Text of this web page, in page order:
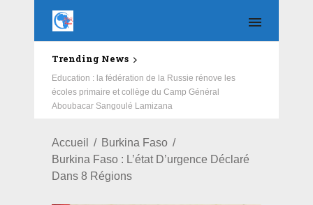
Trending News
Education : la fédération de la Russie rénove les
écoles primaire et collège du Camp Général
Aboubacar Sangoulé Lamizana
Accueil
Burkina Faso
Burkina Faso : L’état D’urgence Déclaré
Dans 8 Régions